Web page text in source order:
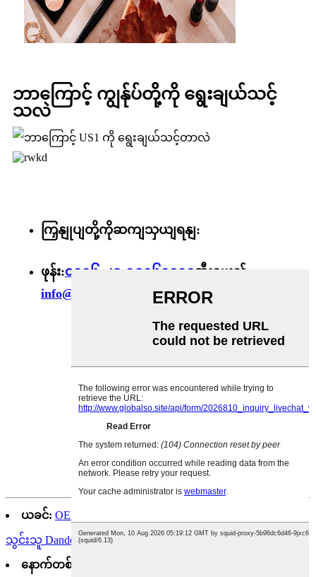
ဘာကြောင့် ကျွန်ုပ်တို့ကို ရွေးချယ်သင့်
သလဲ
ကြှနျုပျတို့ကိုဆကျသှယျရနျ:
ဖုန်း:၀၀၈၆-၂၉-၈၉၈၆၀၀၇၀ အီးမေးလ်-
info@ruiwophytochem.com
ယခင်: OEM ထောက်ပံ့ရေး အစားအစာပါဝင်ပစ္စည်းများ ပေး
သွင်းသူ Dandelion Extract Powder
နောက်တစ်ခု: